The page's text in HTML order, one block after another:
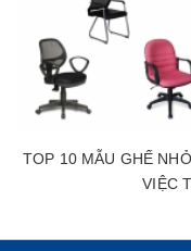
TOP 10 MẪU GHẾ
VIỆC